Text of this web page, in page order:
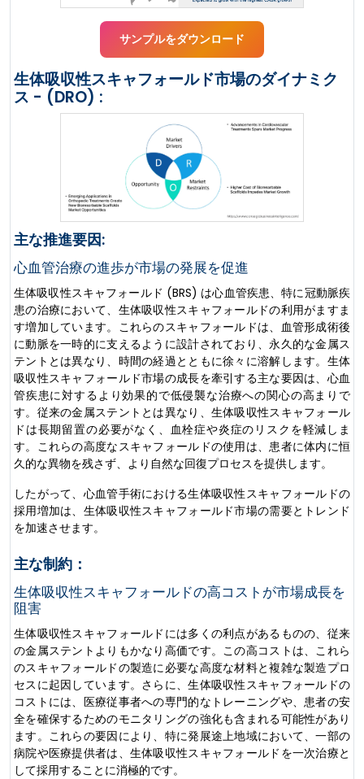
サンプルをダウンロード
生体吸収性スキャフォールド市場のダイナミク
ス - (DRO) :
主な推進要因:
心血管治療の進歩が市場の発展を促進
生体吸収性スキャフォールド (BRS) は心血管疾患、特に冠動脈疾
患の治療において、生体吸収性スキャフォールドの利用がますま
す増加しています。これらのスキャフォールドは、血管形成術後
に動脈を一時的に支えるように設計されており、永久的な金属ス
テントとは異なり、時間の経過とともに徐々に溶解します。生体
吸収性スキャフォールド市場の成長を牽引する主な要因は、心血
管疾患に対するより効果的で低侵襲な治療への関心の高まりで
す。従来の金属ステントとは異なり、生体吸収性スキャフォール
ドは長期留置の必要がなく、血栓症や炎症のリスクを軽減しま
す。これらの高度なスキャフォールドの使用は、患者に体内に恒
久的な異物を残さず、より自然な回復プロセスを提供します。
したがって、心血管手術における生体吸収性スキャフォールドの
採用増加は、生体吸収性スキャフォールド市場の需要とトレンド
を加速させます。
主な制約：
生体吸収性スキャフォールドの高コストが市場成長を
阻害
生体吸収性スキャフォールドには多くの利点があるものの、従来
の金属ステントよりもかなり高価です。この高コストは、これら
のスキャフォールドの製造に必要な高度な材料と複雑な製造プロ
セスに起因しています。さらに、生体吸収性スキャフォールドの
コストには、医療従事者への専門的なトレーニングや、患者の安
全を確保するためのモニタリングの強化も含まれる可能性があり
ます。これらの要因により、特に発展途上地域において、一部の
病院や医療提供者は、生体吸収性スキャフォールドを一次治療と
して採用することに消極的です。